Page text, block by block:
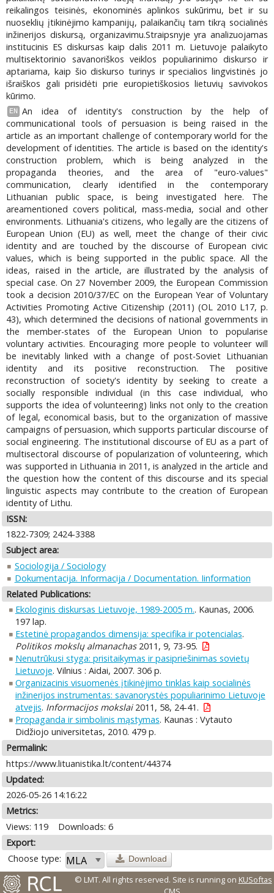
reikalingos teisinės, ekonominės aplinkos sukūrimu, bet ir su
nuoseklių įtikinėjimo kampanijų, palaikančių tam tikrą socialinės
inžinerijos diskursą, organizavimu.Straipsnyje yra analizuojamas
institucinis ES diskursas kaip dalis 2011 m. Lietuvoje palaikyto
multisektorinio savanoriškos veiklos populiarinimo diskurso ir
aptariama, kaip šio diskurso turinys ir specialios lingvistinės jo
išraiškos gali prisidėti prie europietiškosios lietuvių savivokos
kūrimo.
EN
An idea of identity's construction by the help of
communicational tools of persuasion is being raised in the
article as an important challenge of contemporary world for the
development of identities. The article is based on the identity's
construction problem, which is being analyzed in the
propaganda theories, and the area of "euro-values"
communication, clearly identified in the contemporary
Lithuanian public space, is being investigated here. The
areamentioned covers political, mass-media, social and other
environments. Lithuania's citizens, who legally are the citizens of
European Union (EU) as well, meet the change of their civic
identity and are touched by the discourse of European civic
values, which is being supported in the public space. All the
ideas, raised in the article, are illustrated by the analysis of
special case. On 27 November 2009, the European Commission
took a decision 2010/37/EC on the European Year of Voluntary
Activities Promoting Active Citizenship (2011) (OL 2010 L17, p.
43), which determined the decisions of national governments in
the member-states of the European Union to popularise
voluntary activities. Encouraging more people to volunteer will
be inevitably linked with a change of post-Soviet Lithuanian
identity and its positive reconstruction. The positive
reconstruction of society's identity by seeking to create a
socially responsible individual (in this case individual, who
supports the idea of volunteering) links not only to the creation
of legal, economical basis, but to the organization of massive
campaigns of persuasion, which supports particular discourse of
social engineering. The institutional discourse of EU as a part of
multisectoral discourse of popularization of volunteering, which
was supported in Lithuania in 2011, is analyzed in the article and
the question how the content of this discourse and its special
linguistic aspects may contribute to the creation of European
identity of Lithu.
ISSN:
1822-7309; 2424-3388
Subject area:
Sociologija / Sociology
Dokumentacija. Informacija / Documentation. Iinformation
Related Publications:
Ekologinis diskursas Lietuvoje, 1989-2005 m.. Kaunas, 2006.
197 lap.
Estetinė propagandos dimensija: specifika ir potencialas.
Politikos mokslų almanachas2011, 9, 73-95.
Nenutrūkusi styga: prisitaikymas ir pasipriešinimas sovietų
Lietuvoje. Vilnius : Aidai, 2007. 306 p.
Organizacinis visuomenės įtikinėjimo tinklas kaip socialinės
inžinerijos instrumentas: savanorystės populiarinimo Lietuvoje
atvejis. Informacijos mokslai2011, 58, 24-41.
Propaganda ir simbolinis mąstymas. Kaunas : Vytauto
Didžiojo universitetas, 2010. 479 p.
Permalink:
https://www.lituanistika.lt/content/44374
Updated:
2026-05-26 14:16:22
Metrics:
Views: 119
Downloads: 6
Export:
Choose type:
Download
© LMT. All rights reserved. Site is running on KUSoftas